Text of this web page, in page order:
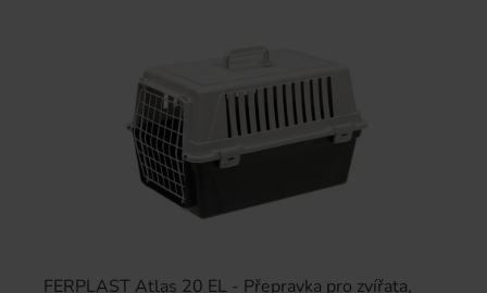
FERPLAST Atlas 20 EL - Přepravka pro zvířata,